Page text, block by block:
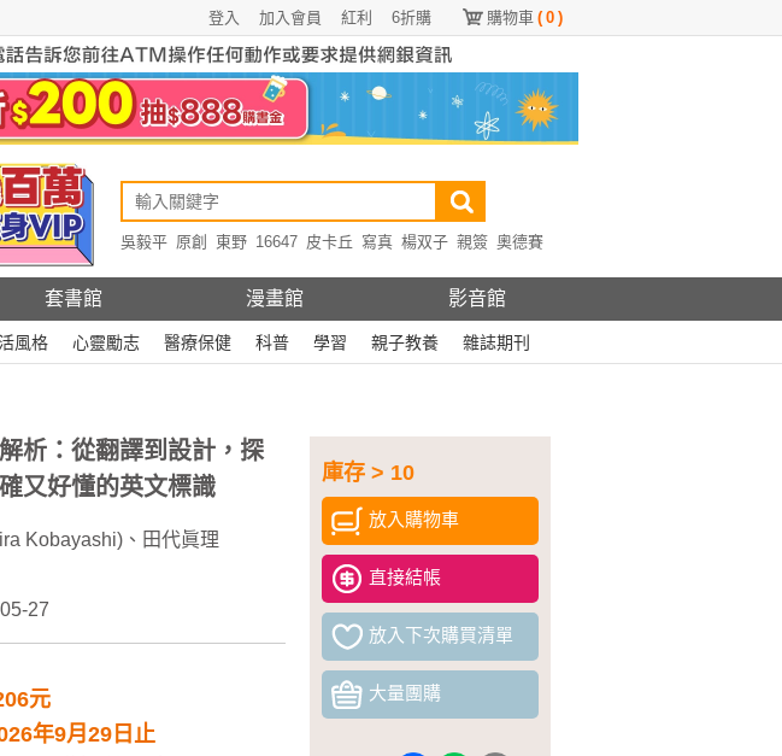
購物車 ( 0 )
6折購
紅利
加入會員
登入
吳毅平 原創 東野 16647 皮卡丘 寫真 楊双子 親簽 奧德賽
套書館 漫畫館 影音館
風格 心靈勵志 醫療保健 科普 學習 親子教養 雜誌期刊
庫存 > 10
放入購物車
直接結帳
放入下次購買清單
大量團購
析：從翻譯到設計，探
又好懂的英文標識
Kobayashi) 、 田代眞理
27
元
年9月29日止